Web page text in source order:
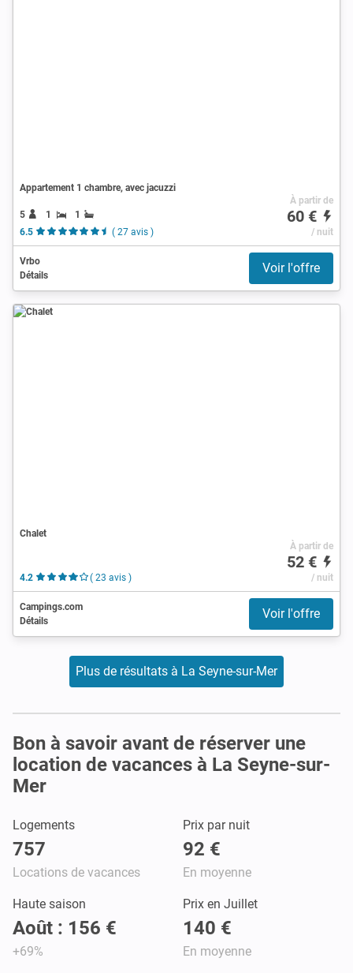
Appartement 1 chambre, avec jacuzzi
5 1
1
6.5
( 27 avis )
À partir de
60 €
/ nuit
Vrbo
Détails
Voir l'offre
Chalet
4.2 ( 23 avis )
À partir de
52 €
/ nuit
Campings.com
Détails
Voir l'offre
Plus de résultats à La Seyne-sur-Mer
Bon à savoir avant de réserver une
location de vacances à La Seyne-sur-
Mer
Logements
757
Locations de vacances
Prix par nuit
92 €
En moyenne
Haute saison
Août : 156 €
+69%
Prix en Juillet
140 €
En moyenne